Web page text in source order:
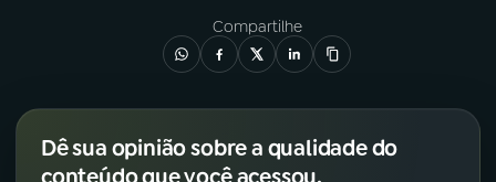
Compartilhe
Dê sua opinião sobre a qualidade do